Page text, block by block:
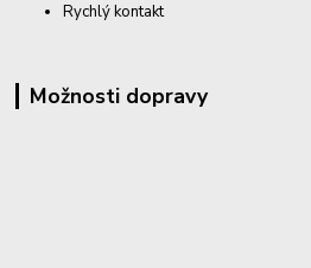
Rychlý kontakt
Možnosti dopravy